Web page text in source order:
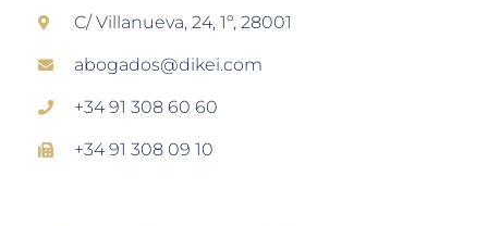
C/ Villanueva, 24, 1º, 28001
abogados@dikei.com
+34 91 308 60 60
+34 91 308 09 10